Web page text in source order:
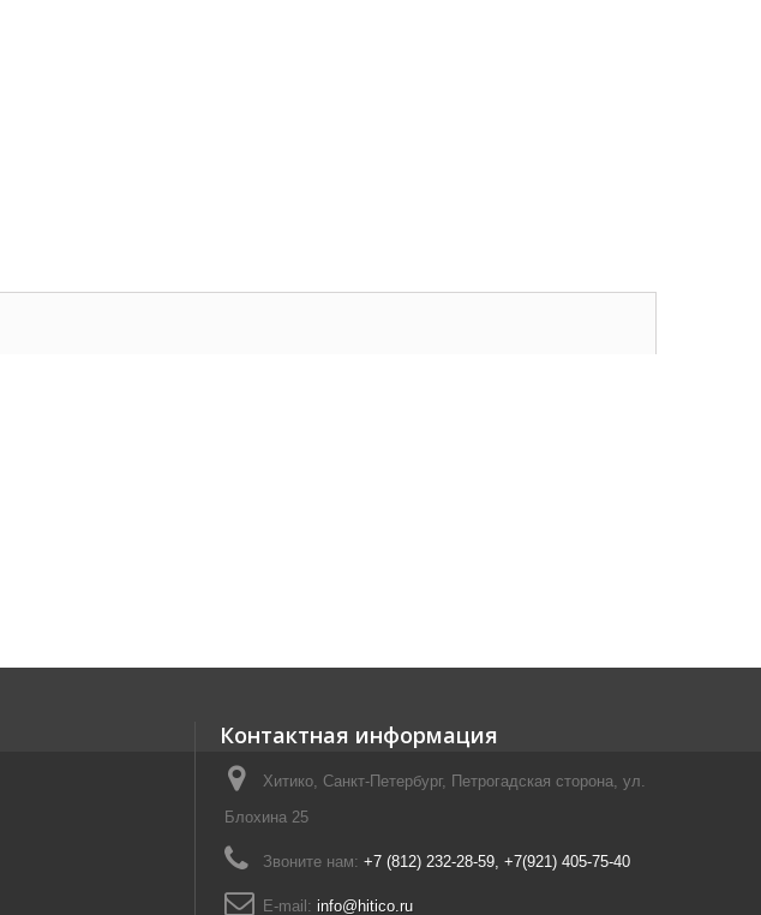
Контактная информация
Хитико, Санкт-Петербург, Петрогадская сторона, ул.
Блохина 25
Звоните нам: +7 (812) 232-28-59, +7(921) 405-75-40
E-mail: info@hitico.ru